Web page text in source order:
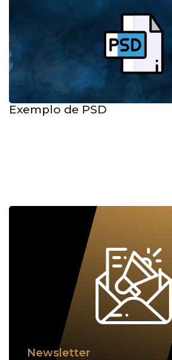
Exemplo de PSD
Newsletter